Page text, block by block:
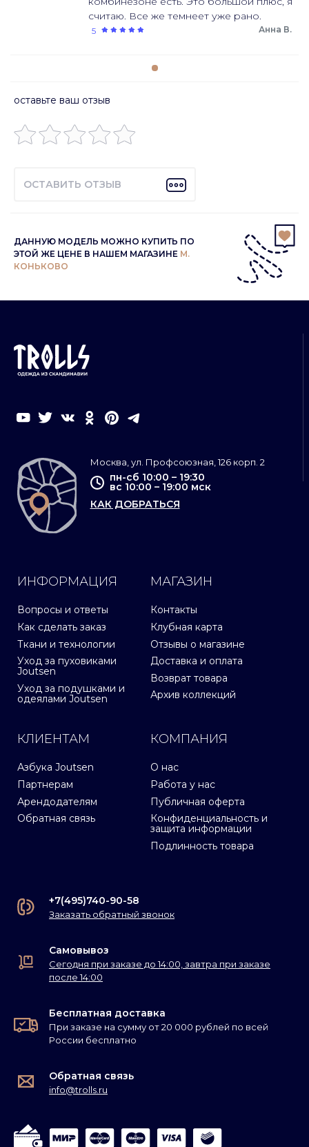
считаю. Все же темнеет уже рано.
5 Анна В.
оставьте ваш отзыв
ОСТАВИТЬ ОТЗЫВ
ДАННУЮ МОДЕЛЬ МОЖНО КУПИТЬ ПО
ЭТОЙ ЖЕ ЦЕНЕ В НАШЕМ МАГАЗИНЕ М.
КОНЬКОВО
ИНФОРМАЦИЯ
Вопросы и ответы
Как сделать заказ
Ткани и технологии
Уход за пуховиками
Joutsen
Уход за подушками и
одеялами Joutsen
МАГАЗИН
Контакты
Клубная карта
Отзывы о магазине
Доставка и оплата
Возврат товара
Архив коллекций
КЛИЕНТАМ
Азбука Joutsen
Партнерам
Арендодателям
Обратная связь
КОМПАНИЯ
О нас
Работа у нас
Публичная оферта
Конфиденциальность и
защита информации
Подлинность товара
Москва, ул. Профсоюзная, 126 корп. 2
пн-сб 10:00 – 19:30
вс 10:00 – 19:00 мск
КАК ДОБРАТЬСЯ
+7(495)740-90-58
Заказать обратный звонок
Самовывоз
Сегодня при заказе до 14:00, завтра при заказе
после 14:00
Бесплатная доставка
При заказе на сумму от 20 000 рублей по всей
России бесплатно
Обратная связь
info@trolls.ru